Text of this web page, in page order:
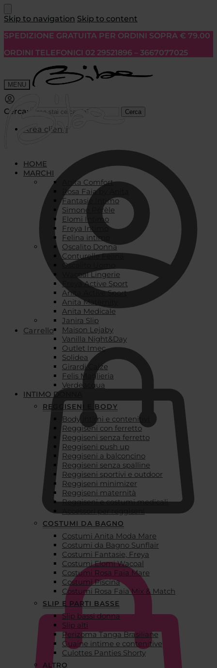
Skip to navigation Skip to content
SPEDIZIONE GRATUITA PER ORDINI SOPRA € 79.00
ORDINI TELEFONICI 02 29521896 – 3667077025
MENU
Cerca: Cerca
Area clienti
Carrello
HOME
MARCHI
Anita Comfort
Rosa Faia by Anita
Fantasie Intimo
Simone Pérèle
Elomi Intimo
Freya Intimo
Felina intimo
Oscalito Donna
Conturelle Felina
Oscalito Uomo
Wacoal Lingerie
Freya Active Sport
Anita Active Sport
Anita Maternity
Anita Medicale
Janira Slip
Maison Lejaby
Vanilla Night&Day
Outlet Imec
Solidea
Girardi Calze
Felis Maglieria
Verdeacqua
INTIMO DONNA
REGGISENI E BODY
Body intimi e contenitivi
Reggiseni con ferretto
Reggiseni senza ferretto
Reggiseni push up
Reggiseni a balconcino
Reggiseni senza spalline
Reggiseni sportivi e outdoor
Reggiseni minimizer
Reggiseni maternità
Reggiseni e costumi medicali
Accessori per reggiseni
COSTUMI DA BAGNO
Costumi Anita Moda Mare
Costumi da Bagno Sunflair
Costumi Fantasie, Freya
Costumi Elomi Wacoal
Costumi Rosa Faia Mare
Costumi Piscina
Costumi Rosa Faia Mix & Match
SLIP E PARTI BASSE
Slip bassi donna
Slip alti
Perizoma Tanga Brasiliane
Guaine intime e contenitive
Culottes Panties Shorty
ALTRO